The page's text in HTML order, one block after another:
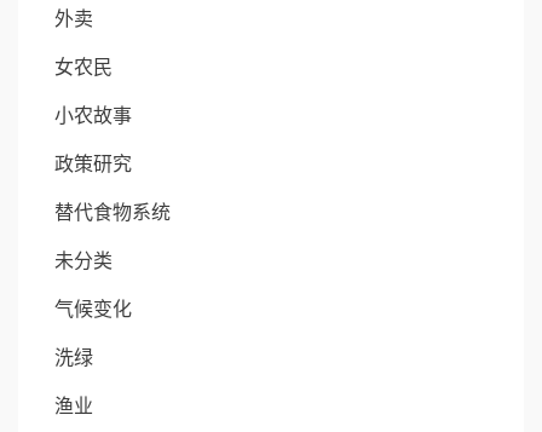
外卖
女农民
小农故事
政策研究
替代食物系统
未分类
气候变化
洗绿
渔业